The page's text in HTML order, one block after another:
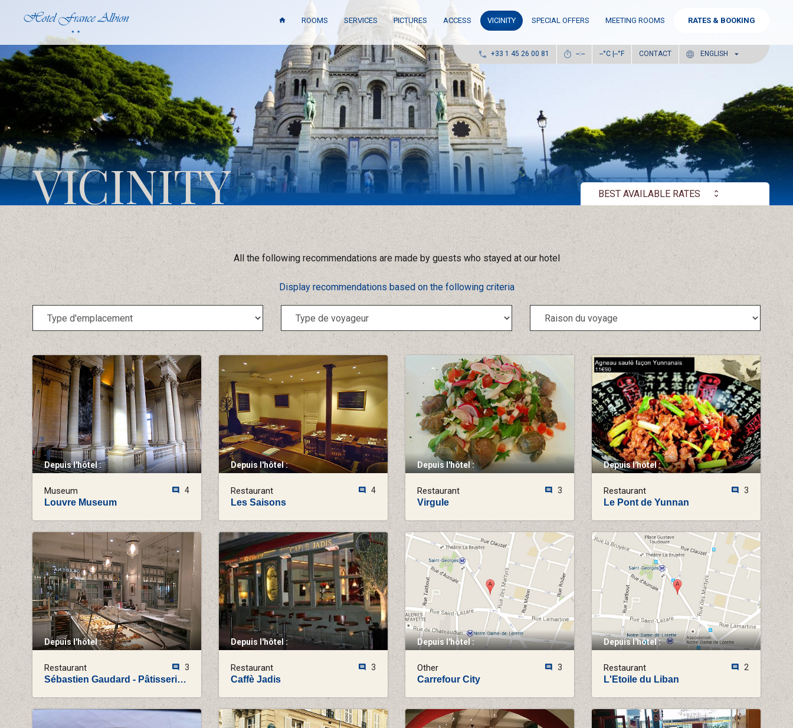
ROOMS SERVICES PICTURES ACCESS VICINITY SPECIAL OFFERS MEETING ROOMS RATES & BOOKING
+33 1 45 26 00 81 --:-- --°C | --°F CONTACT ENGLISH
VICINITY BEST AVAILABLE RATES
All the following recommendations are made by guests who stayed at our hotel
Display recommendations based on the following criteria
Depuis l'hôtel :
4
Museum
Louvre Museum
Depuis l'hôtel :
4
Restaurant
Les Saisons
Depuis l'hôtel :
3
Restaurant
Virgule
Depuis l'hôtel :
3
Restaurant
Le Pont de Yunnan
Depuis l'hôtel :
3
Restaurant
Sébastien Gaudard - Pâtisserie des Martyrs
Depuis l'hôtel :
3
Restaurant
Caffè Jadis
Depuis l'hôtel :
3
Other
Carrefour City
Depuis l'hôtel :
2
Restaurant
L'Etoile du Liban